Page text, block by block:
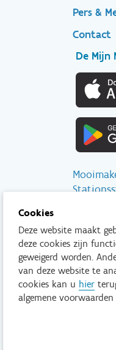
Pers &
Contact
De Mijn
015 28
Tenzij anders vermeld is
website te kopiëren,
een andere vorm te
uitdrukkelijk
Cookies
Deze website maakt
deze cookies zijn
geweigerd worden.
van deze website te
cookies kan u hier
algemene